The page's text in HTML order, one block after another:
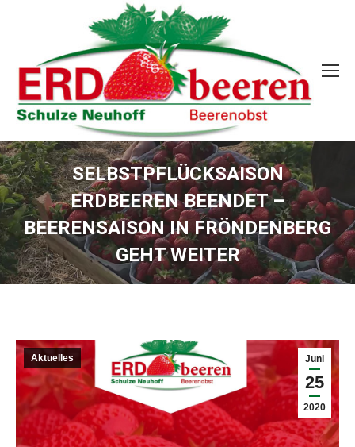
SELBSTPFLÜCKSAISON
ERDBEEREN BEENDET –
BEERENSAISON IN FRÖNDENBERG
GEHT WEITER
Sie befinden sich hier:
Juni
25
2020
Aktuelles